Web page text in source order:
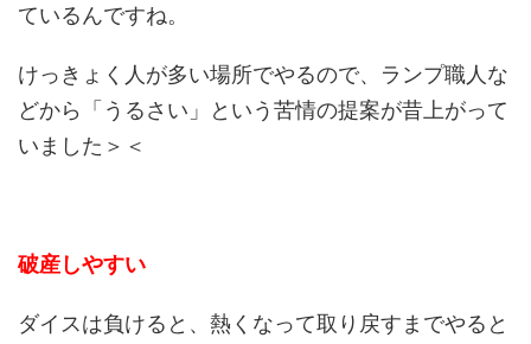
ているんですね。
けっきょく人が多い場所でやるので、ランプ職人な
どから「うるさい」という苦情の提案が昔上がって
いました＞＜
破産しやすい
ダイスは負けると、熱くなって取り戻すまでやると